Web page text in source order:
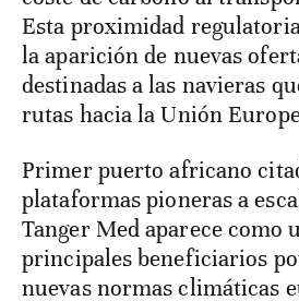
Esta proximidad
la aparición de nuevas
destinadas a las navieras
rutas hacia la Unión
Primer puerto africano
plataformas pioneras a
Tanger Med aparece como
principales beneficiarios
nuevas normas climáticas